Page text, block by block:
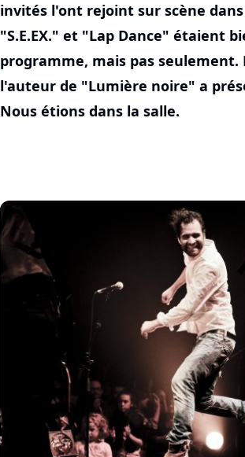
invités l'ont rejoint sur scène
"S.E.EX." et "Lap Dance" étaient
programme, mais pas seulement.
l'auteur de "Lumière noire" a
Nous étions dans la salle.